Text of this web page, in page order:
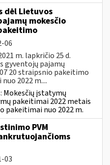
dėl Lietuvos
mokesčio
06
m. lapkričio 25 d.
gyventojų pajamų
20 straipsnio pakeitimo
2022 m....
Mokesčių įstatymų
pakeitimai 2022 metais
pakeitimai nuo 2022 m.
PVM
03